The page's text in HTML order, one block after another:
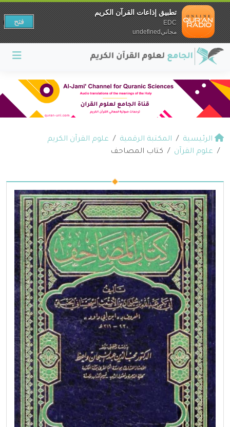
الرئيسية المكتبة الرقمية
علوم القرآن الكريم
علوم القرآن
كتاب المصاحف
تطبيق إذاعات القرآن الكريم
EDC
مجانيundefined
فتح